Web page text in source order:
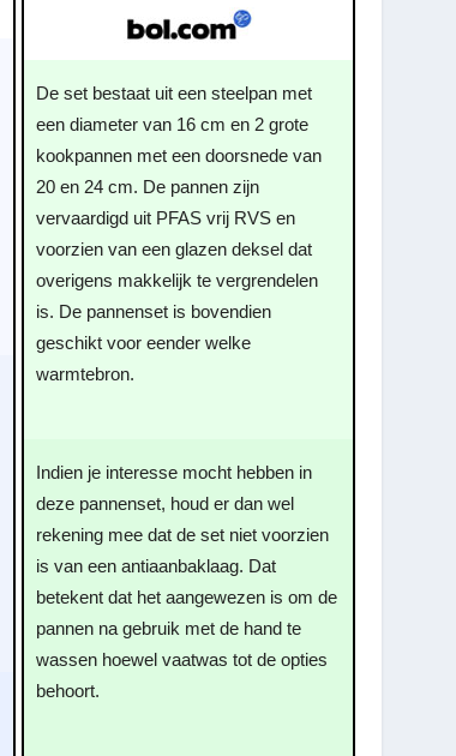
De set bestaat uit een steelpan met
een diameter van 16 cm en 2 grote
kookpannen met een doorsnede van
20 en 24 cm. De pannen zijn
vervaardigd uit PFAS vrij RVS en
voorzien van een glazen deksel dat
overigens makkelijk te vergrendelen
is. De pannenset is bovendien
geschikt voor eender welke
warmtebron.
Indien je interesse mocht hebben in
deze pannenset, houd er dan wel
rekening mee dat de set niet voorzien
is van een antiaanbaklaag. Dat
betekent dat het aangewezen is om de
pannen na gebruik met de hand te
wassen hoewel vaatwas tot de opties
behoort.